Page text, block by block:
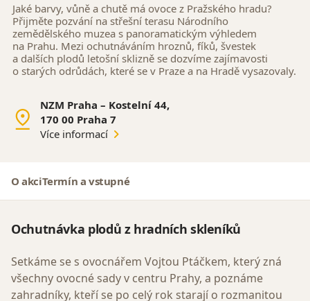
Jaké barvy, vůně a chutě má ovoce z Pražského hradu?
Přijměte pozvání na střešní terasu Národního
zemědělského muzea s panoramatickým výhledem
na Prahu. Mezi ochutnáváním hroznů, fíků, švestek
a dalších plodů letošní sklizně se dozvíme zajímavosti
o starých odrůdách, které se v Praze a na Hradě vysazovaly.
NZM Praha – Kostelní 44,
170 00 Praha 7
Více informací
O akciTermín a vstupné
Ochutnávka plodů z hradních skleníků
Setkáme se s ovocnářem Vojtou Ptáčkem, který zná
všechny ovocné sady v centru Prahy, a poznáme
zahradníky, kteří se po celý rok starají o rozmanitou